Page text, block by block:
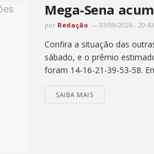
Mega-Sena
por Redação 03/08/2026 - 20:43
Confira a situação das
sábado, e o prêmio
foram 14-16-21-39-53-58.
SAIBA MAIS